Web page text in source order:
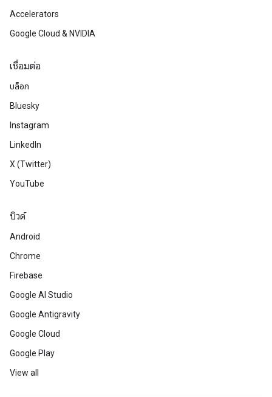
Accelerators
Google Cloud & NVIDIA
เชื่อมต่อ
บล็อก
Bluesky
Instagram
LinkedIn
X (Twitter)
YouTube
บิวด์
Android
Chrome
Firebase
Google AI Studio
Google Antigravity
Google Cloud
Google Play
View all